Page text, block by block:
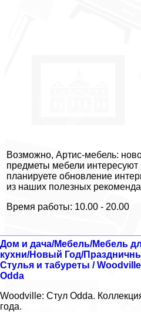
Возможно, Артис-мебель:
предметы мебели интересуют
планируете обновление
из наших полезных
Время работы: 10.00 - 20.00
Дом и дача/Мебель/Мебель
кухни/Новый Год/
Стулья и табуреты /
Odda
Woodville: Стул Odda.
года.